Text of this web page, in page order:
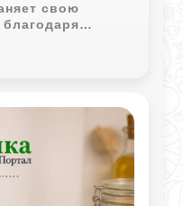
свою
томаты и
делают блюдо